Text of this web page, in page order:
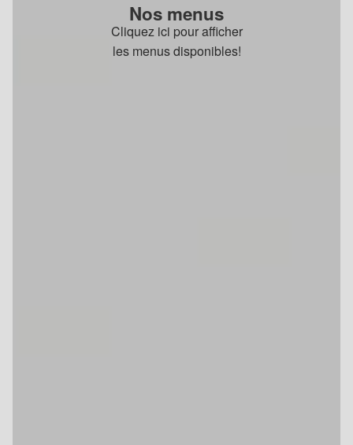
Nos menus
Cliquez ici pour afficher
les menus disponibles!